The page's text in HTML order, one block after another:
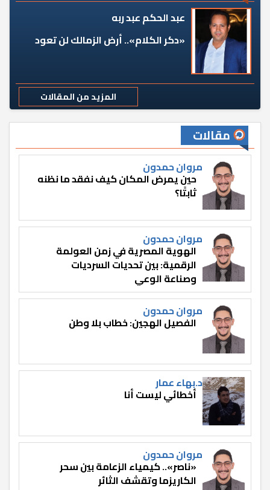
عبد الحكم عبد ربه
«دكر الكلام».. أرض الزمالك لن تعود
المزيد من المقالات
مقالات
مروان حمدون
حين يمرض المكان كيف نفقد ما نظنه
ثابتًا؟
مروان حمدون
الهوية المصرية في زمن العولمة
الرقمية: بين تحديات السرديات
وصناعة الوعي
مروان حمدون
الفصيل الهجين: خطاب بلا وطن
د.بهاء عمار
أخطائي ليست أنا
مروان حمدون
«ناصر».. كيمياء الزعامة بين سحر
الكاريزما وتقشف الثائر